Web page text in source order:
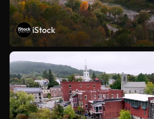
iStock